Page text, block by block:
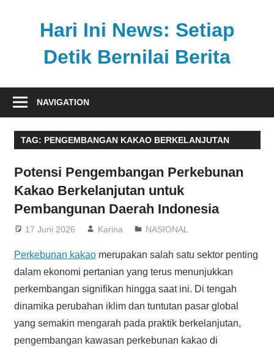
Hari Ini News: Setiap
Detik Bernilai Berita
nasional
internasional
tercepat
henti
NAVIGATION
TAG: PENGEMBANGAN KAKAO BERKELANJUTAN
Potensi Pengembangan Perkebunan
Kakao Berkelanjutan untuk
Pembangunan Daerah Indonesia
17 Juni 2026 Karina NASIONAL
Perkebunan kakaomerupakan salah satu sektor penting
dalam ekonomi pertanian yang terus menunjukkan
perkembangan signifikan hingga saat ini. Di tengah
dinamika perubahan iklim dan tuntutan pasar global
yang semakin mengarah pada praktik berkelanjutan,
pengembangan kawasan perkebunan kakao di